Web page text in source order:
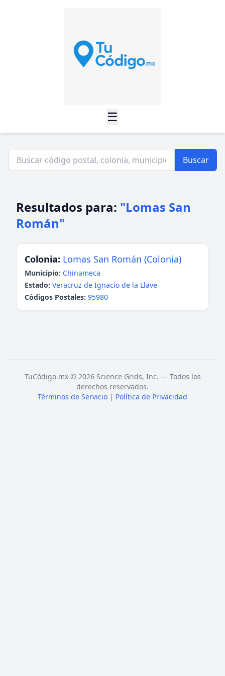
☰
Buscar
Resultados para: "Lomas San
Román"
Colonia: Lomas San Román (Colonia)
Municipio: Chinameca
Estado: Veracruz de Ignacio de la Llave
Códigos Postales: 95980
TuCódigo.mx © 2026 Science Grids, Inc. — Todos los
derechos reservados.
Términos de Servicio | Política de Privacidad